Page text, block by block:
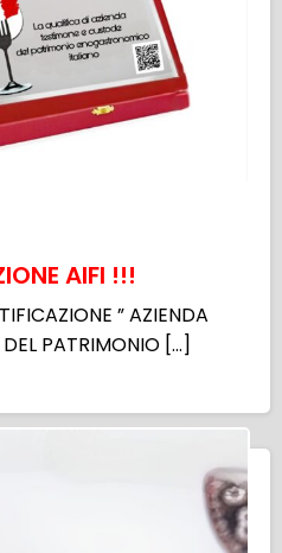
AIFI !!!
” AZIENDA
PATRIMONIO […]